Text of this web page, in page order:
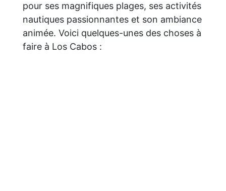
pour ses magnifiques plages, ses activités
nautiques passionnantes et son ambiance
animée. Voici quelques-unes des choses à
faire à Los Cabos :